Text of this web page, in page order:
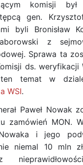
komisji był
gen.
byli Bronisław
z
Sprawa ta
ds. weryfikacji
temat w
WSI.
Paweł Nowak
zamówień MON.
i jego
niemal 10 mln